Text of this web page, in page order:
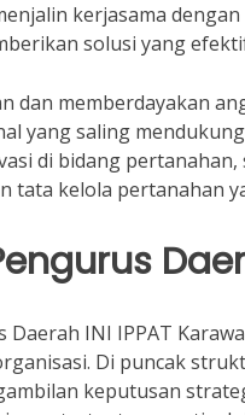
kerjasama
solusi yang
dan memberdayakan
yang saling
di bidang
tata kelola pertanahan
INI IPPAT
Di puncak
keputusan